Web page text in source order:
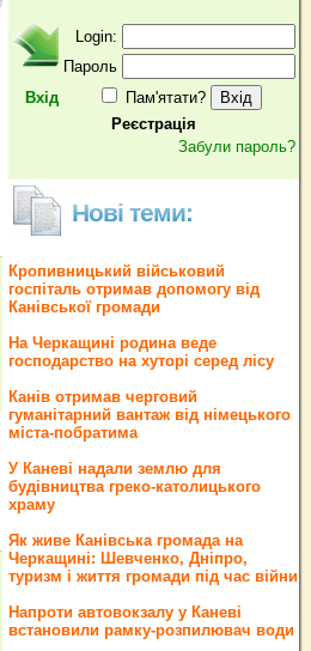
Вхід
Login:
Пароль
Пам'ятати?
Реєстрація
Забули пароль?
Нові теми:
Кропивницький військовий
госпіталь отримав допомогу від
Канівської громади
На Черкащині родина веде
господарство на хуторі серед лісу
Канів отримав черговий
гуманітарний вантаж від німецького
міста-побратима
У Каневі надали землю для
будівництва греко‐католицького
храму
Як живе Канівська громада на
Черкащині: Шевченко, Дніпро,
туризм і життя громади під час війни
Напроти автовокзалу у Каневі
встановили рамку-розпилювач води